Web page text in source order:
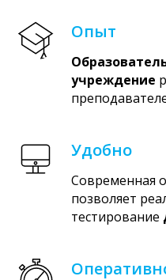
Опыт
учреждение
Удобно
Современная
позволяет
тестирование